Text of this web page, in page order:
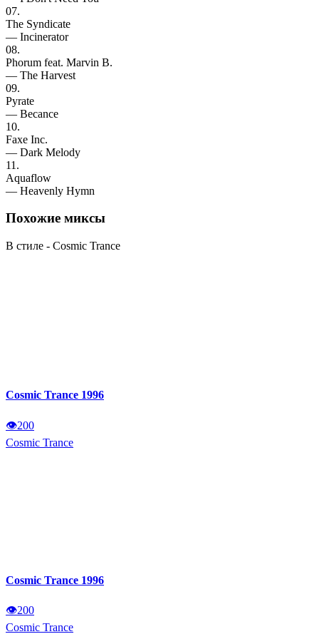
07.
The Syndicate
— Incinerator
08.
Phorum feat. Marvin B.
— The Harvest
09.
Pyrate
— Becance
10.
Faxe Inc.
— Dark Melody
11.
Aquaflow
— Heavenly Hymn
Похожие миксы
В стиле - Cosmic Trance
Cosmic Trance 1996
👁200
Cosmic Trance
Cosmic Trance 1996
👁200
Cosmic Trance